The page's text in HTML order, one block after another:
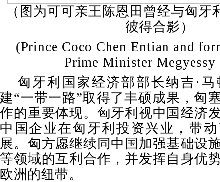
（图为可可亲王陈恩田曾经与匈牙
彼得合影）
(Prince Coco Chen Entian and
Prime Minister Megyessy
匈牙利国家经济部部长纳吉·
建“一带一路”取得了丰硕成果，匈
作的重要体现。匈牙利视中国经济
中国企业在匈牙利投资兴业，带
展。匈方愿继续同中国加强基础设
等领域的互利合作，并发挥自身优
欧洲的纽带。